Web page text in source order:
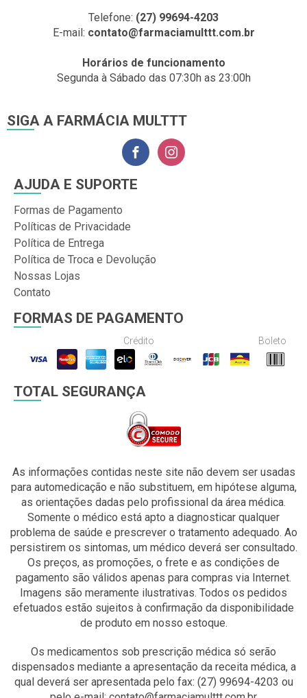
Telefone: (27) 99694-4203
E-mail: contato@farmaciamulttt.com.br
Horários de funcionamento
Segunda à Sábado das 07:30h as 23:00h
SIGA A FARMÁCIA MULTTT
AJUDA E SUPORTE
Formas de Pagamento
Políticas de Privacidade
Política de Entrega
Política de Troca e Devolução
Nossas Lojas
Contato
FORMAS DE PAGAMENTO
Crédito Boleto
TOTAL SEGURANÇA
As informações contidas neste site não devem ser usadas
para automedicação e não substituem, em hipótese alguma,
as orientações dadas pelo profissional da área médica.
Somente o médico está apto a diagnosticar qualquer
problema de saúde e prescrever o tratamento adequado. Ao
persistirem os sintomas, um médico deverá ser consultado.
Os preços, as promoções, o frete e as condições de
pagamento são válidos apenas para compras via Internet.
Imagens são meramente ilustrativas. Todos os pedidos
efetuados estão sujeitos à confirmação da disponibilidade
de produto em nosso estoque.
Os medicamentos sob prescrição médica só serão
dispensados mediante a apresentação da receita médica, a
qual deverá ser apresentada pelo fax: (27) 99694-4203 ou